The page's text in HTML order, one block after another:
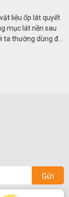
liệu ốp lát quyết
mục lát nền sau
thường dùng đá
luôn phân vân
loại đá nào
chúng tôi sẽ đi
có cái nhìn
Gửi